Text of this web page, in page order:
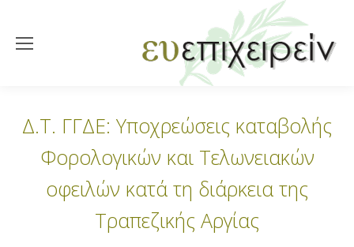
Δ.Τ. ΓΓΔΕ: Υποχρεώσεις καταβολής
Φορολογικών και Τελωνειακών
οφειλών κατά τη διάρκεια της
Τραπεζικής Αργίας